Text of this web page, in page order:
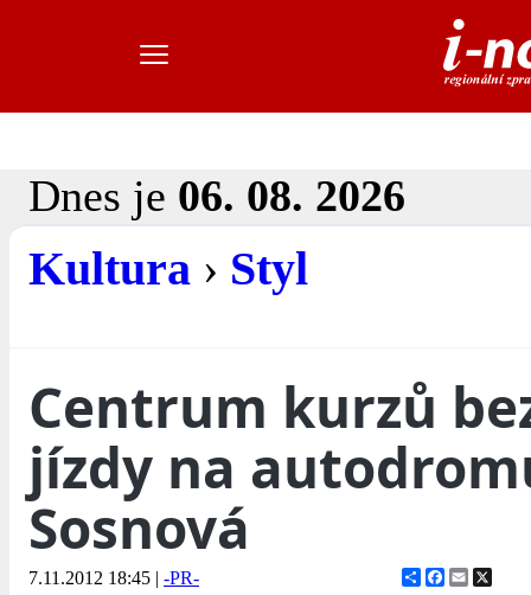
Dnes je 06. 08. 2026
Kultura › Styl
Centrum kurzů
jízdy na
Sosnová
7.11.2012 18:45 | -PR- ShareFacebook
Email